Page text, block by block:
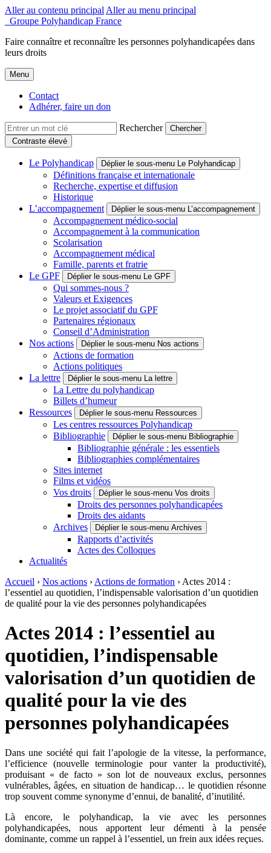
Aller au contenu principal Aller au menu principal
Groupe Polyhandicap France
Faire connaître et reconnaître les personnes polyhandicapées dans
leurs droits
Menu
Contact
Adhérer, faire un don
Rechercher
Contraste élevé
Le Polyhandicap Déplier le sous-menu Le Polyhandicap
Définitions française et internationale
Recherche, expertise et diffusion
Historique
L’accompagnement
Déplier le sous-menu L’accompagnement
Accompagnement médico-social
Accompagnement à la communication
Scolarisation
Accompagnement médical
Famille, parents et fratrie
Le GPF
Déplier le sous-menu Le GPF
Qui sommes-nous ?
Valeurs et Exigences
Le projet associatif du GPF
Partenaires régionaux
Conseil d’Administration
Nos actions
Déplier le sous-menu Nos actions
Actions de formation
Actions politiques
La lettre
Déplier le sous-menu La lettre
La Lettre du polyhandicap
Billets d’humeur
Ressources
Déplier le sous-menu Ressources
Les centres ressources Polyhandicap
Bibliographie
Déplier le sous-menu Bibliographie
Bibliographie générale : les essentiels
Bibliographies complémentaires
Sites internet
Films et vidéos
Vos droits
Déplier le sous-menu Vos droits
Droits des personnes polyhandicapées
Droits des aidants
Archives
Déplier le sous-menu Archives
Rapports d’activités
Actes des Colloques
Actualités
Accueil › Nos actions › Actions de formation › Actes 2014 :
l’essentiel au quotidien, l’indispensable valorisation d’un quotidien
de qualité pour la vie des personnes polyhandicapées
Actes 2014 : l’essentiel au
quotidien, l’indispensable
valorisation d’un quotidien de
qualité pour la vie des
personnes polyhandicapées
Dans une société qui fait l’apologie de la vitesse, la performance,
l’efficience (nouvelle terminologie pour vanter la productivité),
produisant « de facto » son lot de nouveaux exclus, personnes
vulnérables, âgées, en situation de handicap… le quotidien résonne
trop souvent comme synonyme d’ennui, de banalité, d’inutilité.
Là encore, le polyhandicap, la vie avec les personnes
polyhandicapées, nous apportent leur démenti à la pensée
dominante, comme un rappel à l’essentiel, un frein aux idées reçues.